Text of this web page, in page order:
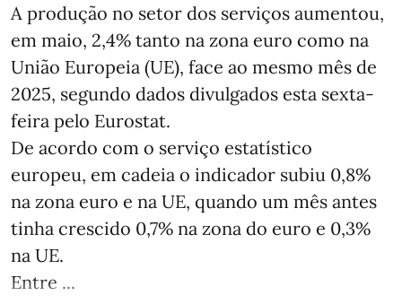
A produção no setor dos serviços aumentou,
em maio, 2,4% tanto na zona euro como na
União Europeia (UE), face ao mesmo mês de
2025, segundo dados divulgados esta sexta-
feira pelo Eurostat.
De acordo com o serviço estatístico
europeu, em cadeia o indicador subiu 0,8%
na zona euro e na UE, quando um mês antes
tinha crescido 0,7% na zona do euro e 0,3%
na UE.
Entre ...